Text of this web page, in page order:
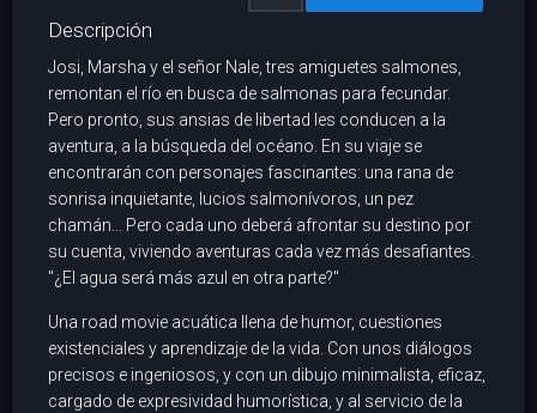
Descripción
Josi, Marsha y el señor Nale, tres amiguetes salmones,
remontan el río en busca de salmonas para fecundar.
Pero pronto, sus ansias de libertad les conducen a la
aventura, a la búsqueda del océano. En su viaje se
encontrarán con personajes fascinantes: una rana de
sonrisa inquietante, lucios salmonívoros, un pez
chamán... Pero cada uno deberá afrontar su destino por
su cuenta, viviendo aventuras cada vez más desafiantes.
"¿El agua será más azul en otra parte?"
Una road movie acuática llena de humor, cuestiones
existenciales y aprendizaje de la vida. Con unos diálogos
precisos e ingeniosos, y con un dibujo minimalista, eficaz,
cargado de expresividad humorística, y al servicio de la